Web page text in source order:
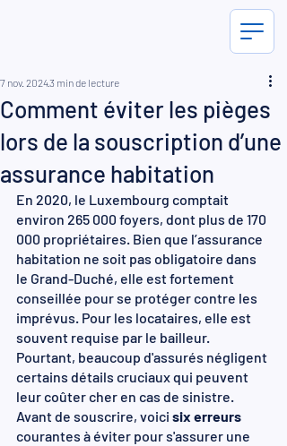
Comment éviter les pièges
lors de la souscription d’une
assurance habitation
7 nov. 20243 min de lecture
En 2020, le Luxembourg comptait
environ 265 000 foyers, dont plus de 170
000 propriétaires. Bien que l’assurance
habitation ne soit pas obligatoire dans
le Grand-Duché, elle est fortement
conseillée pour se protéger contre les
imprévus. Pour les locataires, elle est
souvent requise par le bailleur.
Pourtant, beaucoup d'assurés négligent
certains détails cruciaux qui peuvent
leur coûter cher en cas de sinistre.
Avant de souscrire, voici six erreurs
courantes à éviter pour s'assurer une